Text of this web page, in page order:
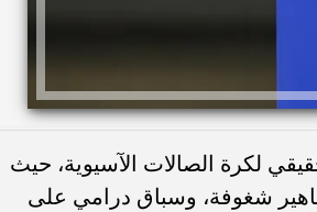
جاكرتا إلى مركز حقيقي لكرة الصالات الآسيوية، حيث
شغوفة، وسباق درامي على